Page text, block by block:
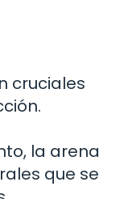
cruciales
la arena
que se